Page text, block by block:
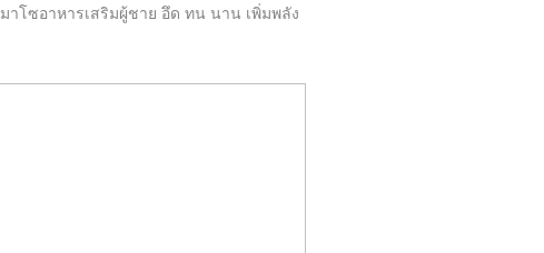
มาโซอาหารเสริมผู้ชาย อึด ทน นาน เพิ่มพลัง